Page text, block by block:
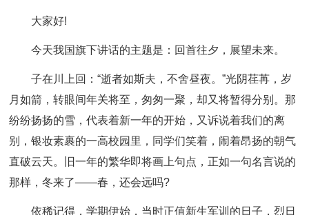
大家好!
今天我国旗下讲话的主题是：回首往夕，展望未来。
子在川上回：“逝者如斯夫，不舍昼夜。”光阴荏苒，岁
月如箭，转眼间年关将至，匆匆一聚，却又将暂得分别。那
纷纷扬扬的雪，代表着新一年的开始，又诉说着我们的离
别，银妆素裹的一高校园里，同学们笑着，闹着昂扬的朝气
直破云天。旧一年的繁华即将画上句点，正如一句名言说的
那样，冬来了——春，还会远吗?
依稀记得，学期伊始，当时正值新生军训的日子，烈日